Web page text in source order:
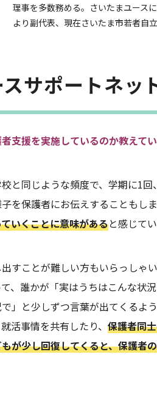
理事を多数務める。さいたまユース
より副代表、現在さいたま市若者自
サポートネッ
支援を実施しているのか教えてい
と同じような頻度で、学期に1
を保護者にお伝えすることもしま
いくことに意味があると感じてい
すことが難しい方もいらっしゃ
、誰かが「実はうちはこんな状
」と少しずつ言葉が出てくるよ
活事情を共有したり、 保護者同
が少し回復してくると、保護者